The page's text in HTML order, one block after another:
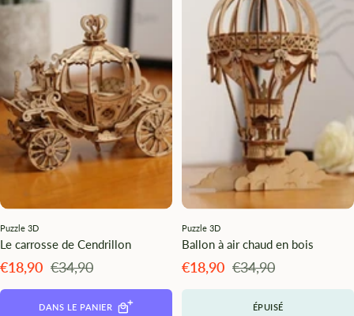
Puzzle 3D
Le carrosse de Cendrillon
Angebotspreis
€18,90 Regulärer
€34,90
DANS LE PANIER
Puzzle 3D
Ballon à air chaud en bois
Angebotspreis
€18,90 Regulärer
€34,90
ÉPUISÉ